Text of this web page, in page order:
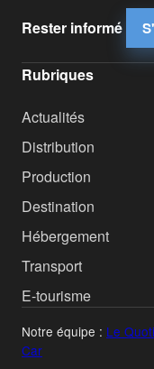
Rester informé
Rubriques
Actualités
Distribution
Production
Destination
Hébergement
Transport
E-tourisme
Notre équipe : Le
Car